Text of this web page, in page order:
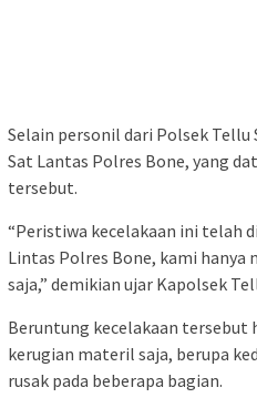
Selain personil dari Polsek
Sat Lantas Polres Bone, yang
tersebut.
“Peristiwa kecelakaan ini telah
Lintas Polres Bone, kami hanya
saja,” demikian ujar Kapolsek
Beruntung kecelakaan tersebut
kerugian materil saja, berupa
rusak pada beberapa bagian.